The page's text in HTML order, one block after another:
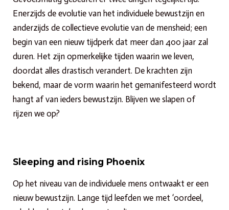
Enerzijds de evolutie van het individuele bewustzijn en
anderzijds de collectieve evolutie van de mensheid; een
begin van een nieuw tijdperk dat meer dan 400 jaar zal
duren. Het zijn opmerkelijke tijden waarin we leven,
doordat alles drastisch verandert. De krachten zijn
bekend, maar de vorm waarin het gemanifesteerd wordt
hangt af van ieders bewustzijn. Blijven we slapen of
rijzen we op?
Sleeping and rising Phoenix
Op het niveau van de individuele mens ontwaakt er een
nieuw bewustzijn. Lange tijd leefden we met ‘oordeel,